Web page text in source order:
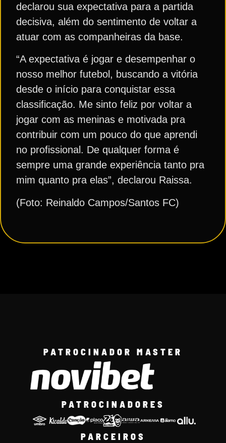
declarou sua expectativa para a partida
decisiva, além do sentimento de voltar a
atuar com as companheiras da base.
“A expectativa é jogar e desempenhar o
nosso melhor futebol, buscando a vitória
desde o início para conquistar essa
classificação. Me sinto feliz por voltar a
jogar com as meninas e motivada pra
contribuir com um pouco do que aprendi
no profissional. De qualquer forma é
sempre uma grande experiência tanto pra
mim quanto pra elas”, declarou Raissa.
(Foto: Reinaldo Campos/Santos FC)
PATROCINADOR MASTER
PATROCINADORES
PARCEIROS